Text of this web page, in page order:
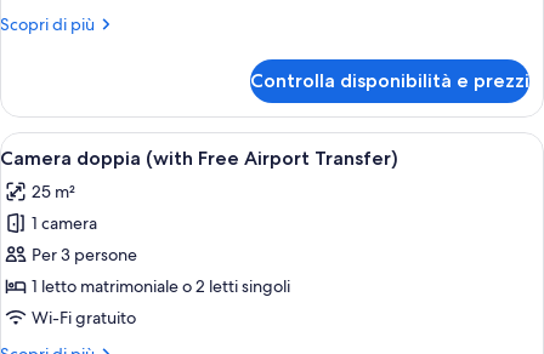
Scopri di più
Altri
doppia
(parking)
Controlla disponibilità e prezzi
Apri
tutte
le
foto
per
Camera
doppia
Una camera d'albergo con due letti,
10
Camera doppia (with Free Airport Transfer)
25 m²
1 camera
Per 3 persone
1 letto matrimoniale o 2 letti singoli
Wi-Fi gratuito